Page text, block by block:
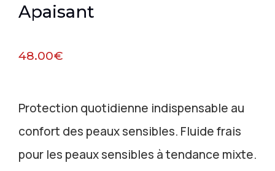
Apaisant
48.00€
Protection quotidienne indispensable au
confort des peaux sensibles. Fluide frais
pour les peaux sensibles à tendance mixte.